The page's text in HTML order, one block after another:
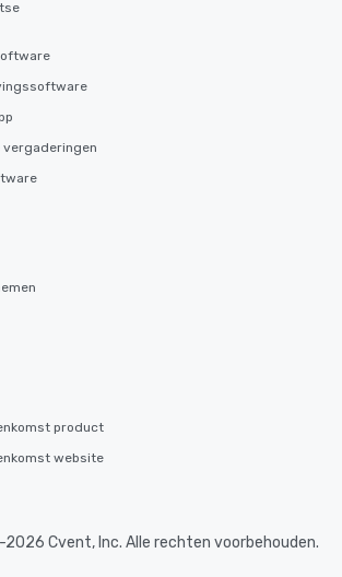
product
website
Cvent, Inc. Alle rechten voorbehouden.